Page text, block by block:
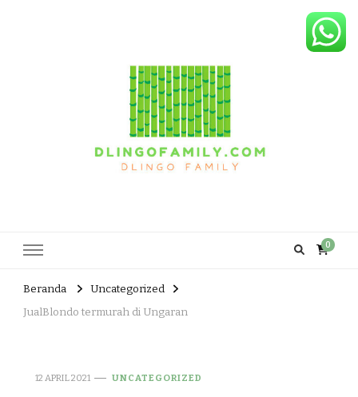
0
Beranda
Uncategorized
JualBlondo termurah di Ungaran
12 APRIL 2021 UNCATEGORIZED